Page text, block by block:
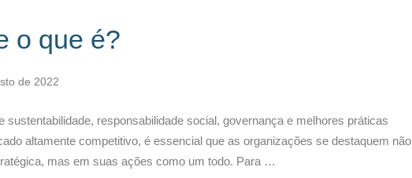
o que é?
de 2022
sustentabilidade, responsabilidade social, governança e melhores práticas
altamente competitivo, é essencial que as organizações se destaquem não
mas em suas ações como um todo. Para …